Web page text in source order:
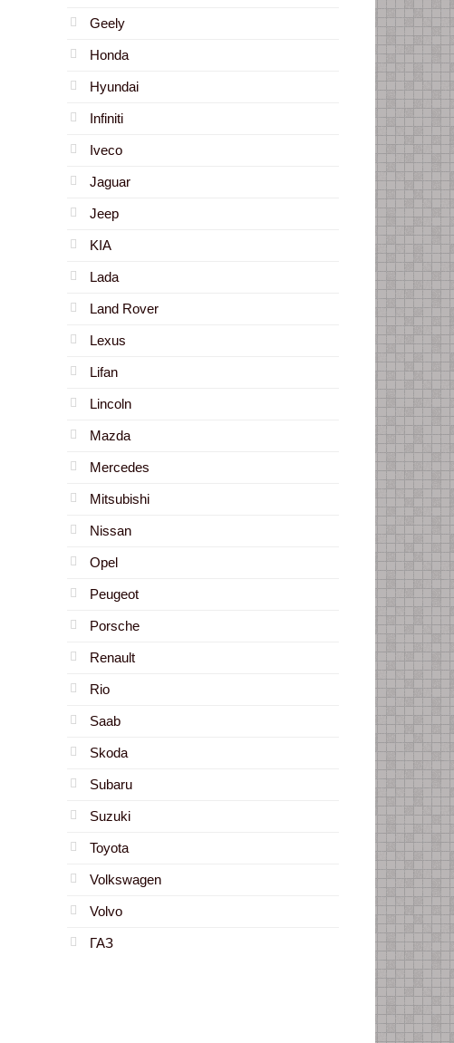
Geely
Honda
Hyundai
Infiniti
Iveco
Jaguar
Jeep
KIA
Lada
Land Rover
Lexus
Lifan
Lincoln
Mazda
Mercedes
Mitsubishi
Nissan
Opel
Peugeot
Porsche
Renault
Rio
Saab
Skoda
Subaru
Suzuki
Toyota
Volkswagen
Volvo
ГАЗ